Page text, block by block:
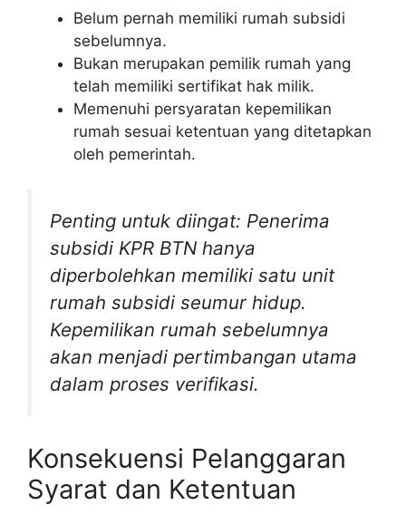
Belum pernah memiliki rumah subsidi
sebelumnya.
Bukan merupakan pemilik rumah yang
telah memiliki sertifikat hak milik.
Memenuhi persyaratan kepemilikan
rumah sesuai ketentuan yang ditetapkan
oleh pemerintah.
Penting untuk diingat: Penerima
subsidi KPR BTN hanya
diperbolehkan memiliki satu unit
rumah subsidi seumur hidup.
Kepemilikan rumah sebelumnya
akan menjadi pertimbangan utama
dalam proses verifikasi.
Konsekuensi Pelanggaran
Syarat dan Ketentuan